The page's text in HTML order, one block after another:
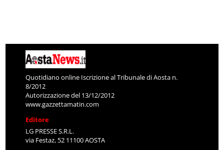
Quotidiano online Iscrizione al Tribunale di Aosta n.
8/2012
Autorizzazione del 13/12/2012
www.gazzettamatin.com
Editore
LG PRESSE S.R.L.
via Festaz, 52 11100 AOSTA